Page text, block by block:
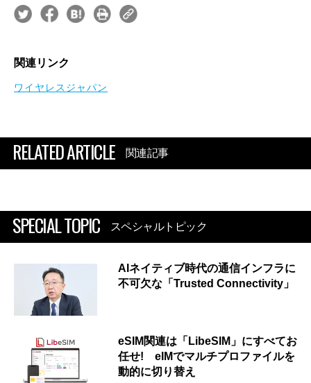
関連リンク
ワイヤレスジャパン
RELATED ARTICLE 関連記事
SPECIAL TOPIC スペシャルトピック
AIネイティブ時代の通信インフラに
不可欠な「Trusted Connectivity」
eSIM関連は「LibeSIM」にすべてお
任せ! eIMでマルチプロファイルを
動的に切り替え